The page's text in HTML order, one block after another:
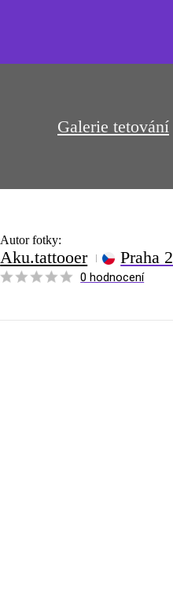
Galerie tetování
Autor fotky:
Aku.tattooer Praha 2
0 hodnocení